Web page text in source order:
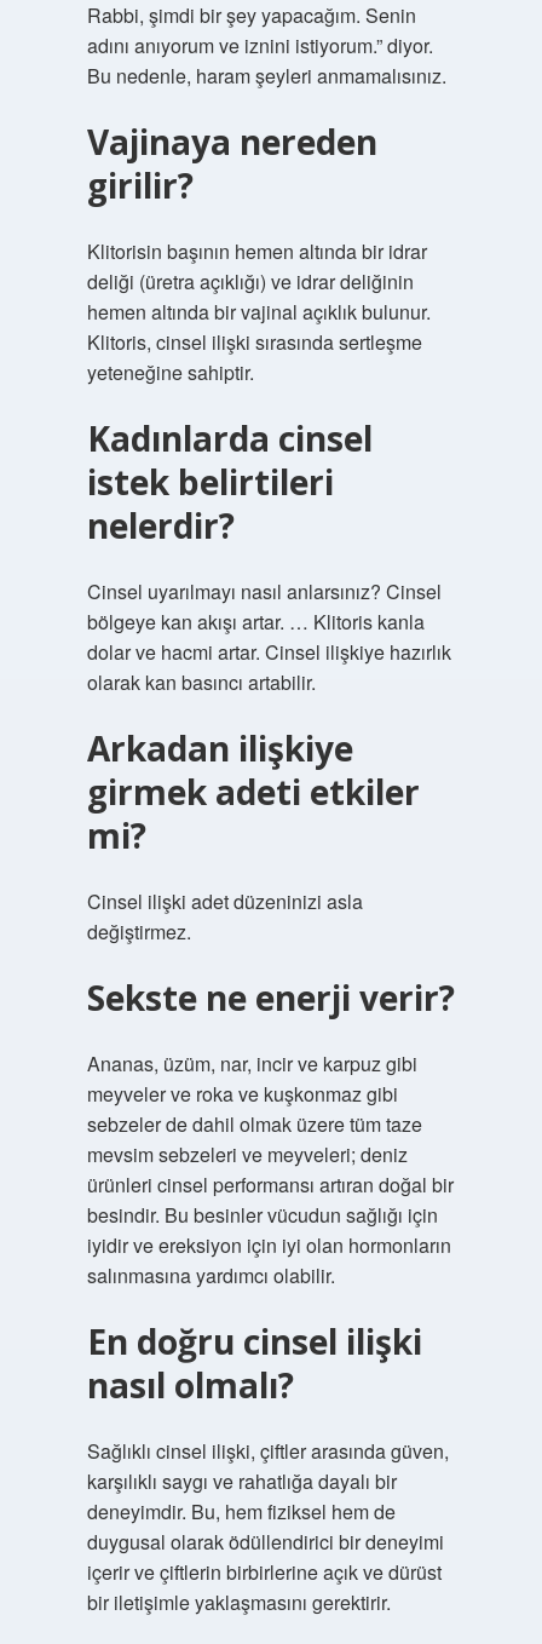
Rabbi, şimdi bir şey yapacağım. Senin
adını anıyorum ve iznini istiyorum.” diyor.
Bu nedenle, haram şeyleri anmamalısınız.
Vajinaya nereden
girilir?
Klitorisin başının hemen altında bir idrar
deliği (üretra açıklığı) ve idrar deliğinin
hemen altında bir vajinal açıklık bulunur.
Klitoris, cinsel ilişki sırasında sertleşme
yeteneğine sahiptir.
Kadınlarda cinsel
istek belirtileri
nelerdir?
Cinsel uyarılmayı nasıl anlarsınız? Cinsel
bölgeye kan akışı artar. … Klitoris kanla
dolar ve hacmi artar. Cinsel ilişkiye hazırlık
olarak kan basıncı artabilir.
Arkadan ilişkiye
girmek adeti etkiler
mi?
Cinsel ilişki adet düzeninizi asla
değiştirmez.
Sekste ne enerji verir?
Ananas, üzüm, nar, incir ve karpuz gibi
meyveler ve roka ve kuşkonmaz gibi
sebzeler de dahil olmak üzere tüm taze
mevsim sebzeleri ve meyveleri; deniz
ürünleri cinsel performansı artıran doğal bir
besindir. Bu besinler vücudun sağlığı için
iyidir ve ereksiyon için iyi olan hormonların
salınmasına yardımcı olabilir.
En doğru cinsel ilişki
nasıl olmalı?
Sağlıklı cinsel ilişki, çiftler arasında güven,
karşılıklı saygı ve rahatlığa dayalı bir
deneyimdir. Bu, hem fiziksel hem de
duygusal olarak ödüllendirici bir deneyimi
içerir ve çiftlerin birbirlerine açık ve dürüst
bir iletişimle yaklaşmasını gerektirir.